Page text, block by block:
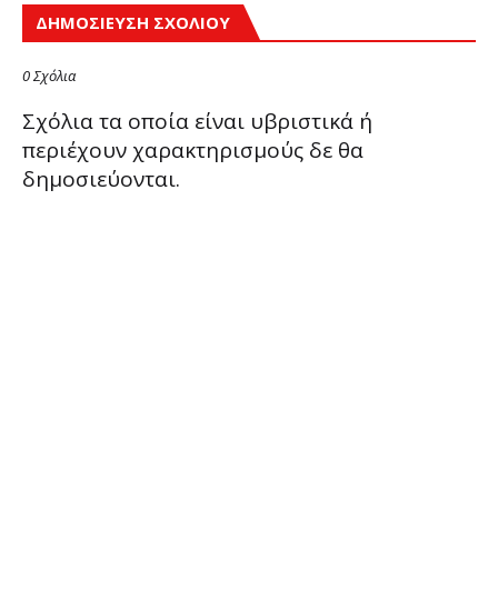
ΔΗΜΟΣΊΕΥΣΗ ΣΧΟΛΊΟΥ
0 Σχόλια
Σχόλια τα οποία είναι υβριστικά ή
περιέχουν χαρακτηρισμούς δε θα
δημοσιεύονται.